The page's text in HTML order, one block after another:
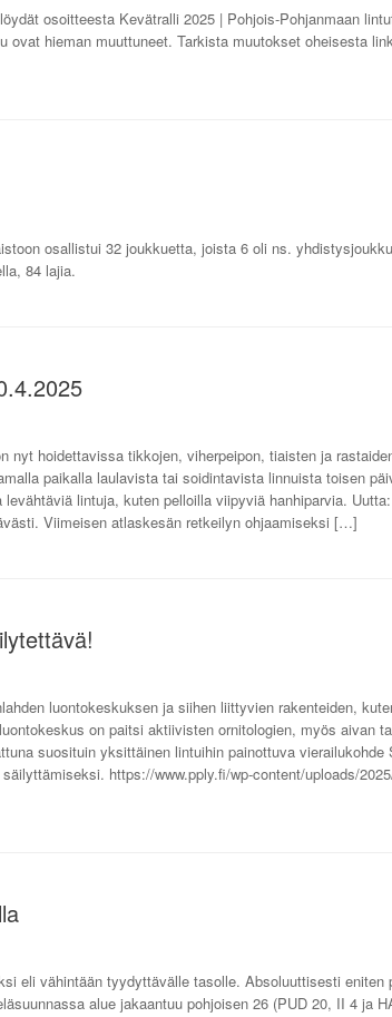
osoitteesta Kevätralli 2025 | Pohjois-Pohjanmaan
ovat hieman muuttuneet. Tarkista muutokset oheisesta
osallistui 32 joukkuetta, joista 6 oli ns.
84 lajia.
nyt hoidettavissa tikkojen, viherpeipon, tiaisten ja
paikalla laulavista tai soidintavista linnuista toisen
lintuja, kuten pelloilla viipyviä hanhiparvia.
Viimeisen atlaskesän retkeilyn ohjaamiseksi […]
luontokeskuksen ja siihen liittyvien rakenteiden,
on paitsi aktiivisten ornitologien, myös aivan
suosituin yksittäinen lintuihin painottuva vierailukohde
https://www.pply.fi/wp-content/uploads/
eli vähintään tyydyttävälle tasolle. Absoluuttisesti eniten
alue jakaantuu pohjoisen 26 (PUD 20, II 4 ja